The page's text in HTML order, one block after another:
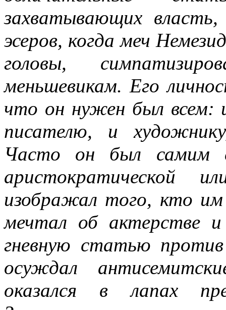
захватывающих
эсеров, когда меч
головы,
меньшевикам. Его
что он нужен был всем:
писателю, и
Часто он был самим
аристократической
изображал того, кто им
мечтал об актерстве
гневную статью против
осуждал
оказался в лапах